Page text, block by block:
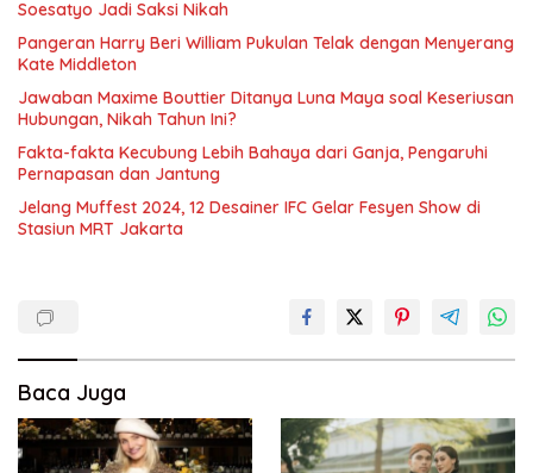
Soesatyo Jadi Saksi Nikah
Pangeran Harry Beri William Pukulan Telak dengan Menyerang
Kate Middleton
Jawaban Maxime Bouttier Ditanya Luna Maya soal Keseriusan
Hubungan, Nikah Tahun Ini?
Fakta-fakta Kecubung Lebih Bahaya dari Ganja, Pengaruhi
Pernapasan dan Jantung
Jelang Muffest 2024, 12 Desainer IFC Gelar Fesyen Show di
Stasiun MRT Jakarta
Baca Juga